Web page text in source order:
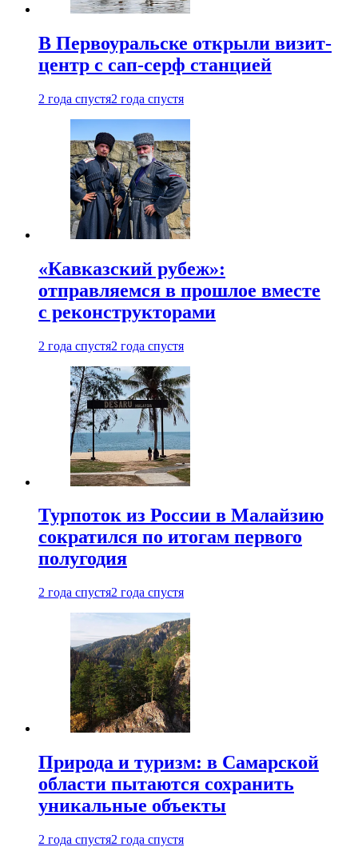
В Первоуральске открыли визит-
центр с сап-серф станцией
2 года спустя2 года спустя
«Кавказский рубеж»:
отправляемся в прошлое вместе
с реконструкторами
2 года спустя2 года спустя
Турпоток из России в Малайзию
сократился по итогам первого
полугодия
2 года спустя2 года спустя
Природа и туризм: в Самарской
области пытаются сохранить
уникальные объекты
2 года спустя2 года спустя